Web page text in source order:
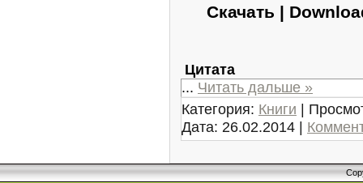
Скачать |
Цитата
... Читать дальше »
Категория: Книги |
Дата: 26.02.2014 |